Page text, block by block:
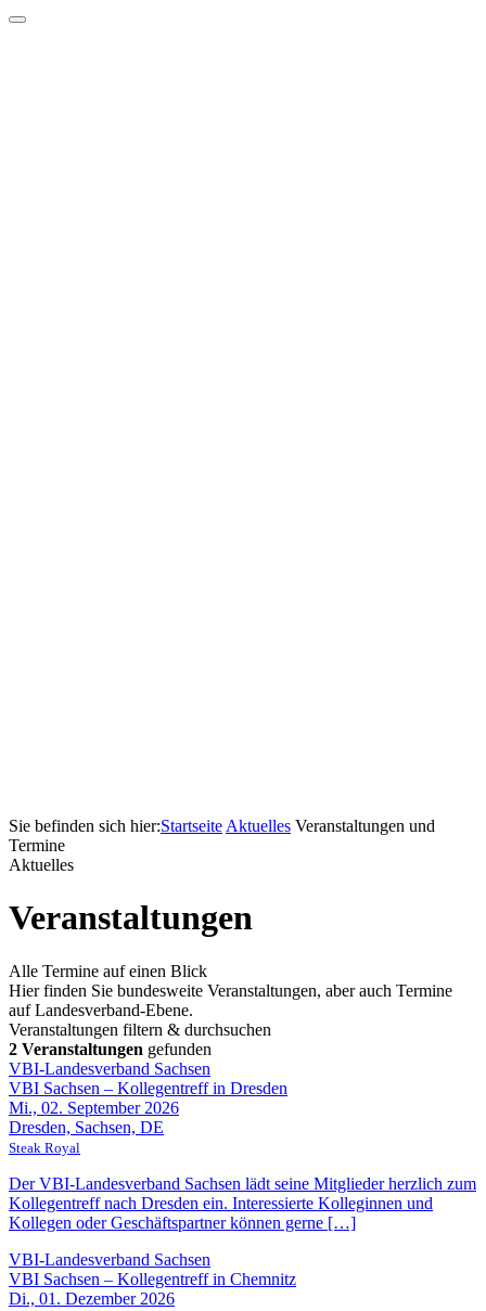
Sie befinden sich hier:Startseite Aktuelles Veranstaltungen und
Termine
Aktuelles
Veranstaltungen
Alle Termine auf einen Blick
Hier finden Sie bundesweite Veranstaltungen, aber auch Termine
auf Landesverband-Ebene.
Veranstaltungen filtern & durchsuchen
2 Veranstaltungen gefunden
VBI-Landesverband Sachsen
VBI Sachsen – Kollegentreff in Dresden
Mi., 02. September 2026
Dresden, Sachsen, DE
Steak Royal
Der VBI-Landesverband Sachsen lädt seine Mitglieder herzlich zum
Kollegentreff nach Dresden ein. Interessierte Kolleginnen und
Kollegen oder Geschäftspartner können gerne […]
VBI-Landesverband Sachsen
VBI Sachsen – Kollegentreff in Chemnitz
Di., 01. Dezember 2026